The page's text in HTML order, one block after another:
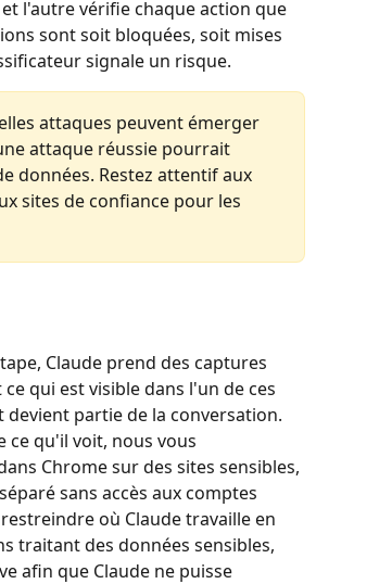
l'autre vérifie chaque action que
sont soit bloquées, soit mises
signale un risque.
attaques peuvent émerger
attaque réussie pourrait
données. Restez attentif aux
sites de confiance pour les
Claude prend des captures
qui est visible dans l'un de ces
partie de la conversation.
ce qu'il voit, nous vous
Chrome sur des sites sensibles,
sans accès aux comptes
où Claude travaille en
traitant des données sensibles,
afin que Claude ne puisse